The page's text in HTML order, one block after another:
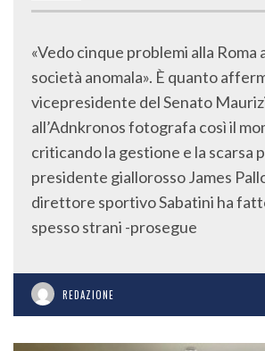
«Vedo cinque problemi alla Roma
società anomala». È quanto
vicepresidente del Senato
all’Adnkronos fotografa così il
criticando la gestione e la scarsa
presidente giallorosso James
direttore sportivo Sabatini ha
spesso strani -prosegue
REDAZIONE